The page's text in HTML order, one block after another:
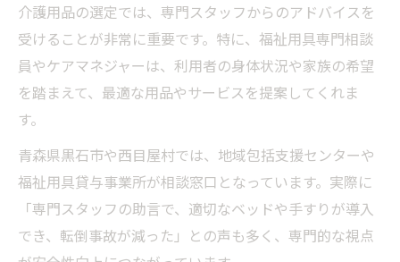
介護用品の選定では、専門スタッフからのアドバイスを
受けることが非常に重要です。特に、福祉用具専門相談
員やケアマネジャーは、利用者の身体状況や家族の希望
を踏まえて、最適な用品やサービスを提案してくれま
す。
青森県黒石市や西目屋村では、地域包括支援センターや
福祉用具貸与事業所が相談窓口となっています。実際に
「専門スタッフの助言で、適切なベッドや手すりが導入
でき、転倒事故が減った」との声も多く、専門的な視点